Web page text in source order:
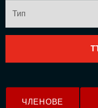
ЧЛЕНОВЕ